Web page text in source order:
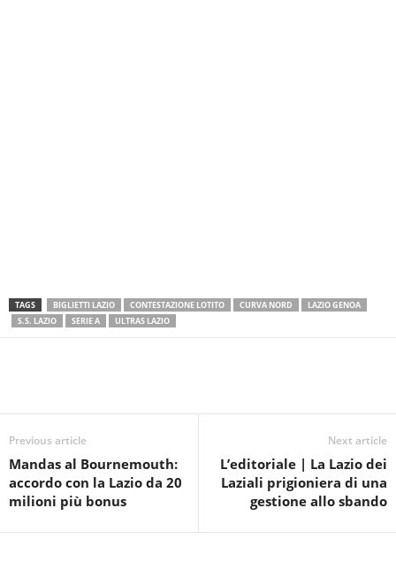
TAGS BIGLIETTI LAZIO CONTESTAZIONE LOTITO CURVA NORD
LAZIO GENOA
S.S. LAZIO
SERIE A ULTRAS LAZIO
Previous article
Mandas al Bournemouth:
accordo con la Lazio da 20
milioni più bonus
Next article
L’editoriale | La Lazio dei
Laziali prigioniera di una
gestione allo sbando